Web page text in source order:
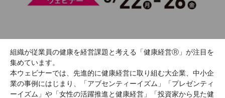
組織が従業員の健康を経営課題と考える「健康経営Ⓡ」が注目を
集めています。
本ウェビナーでは、先進的に健康経営に取り組む大企業、中小企
業の事例にはじまり、「アブセンティーイズム」「プレゼンティ
ーイズム」や「女性の活躍推進と健康経営」「投資家から見た健